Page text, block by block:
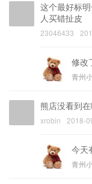
这个最好标
人买错扯皮
23046433
修改
青州
熊店没看到
xrobin 2018-
今天
青州